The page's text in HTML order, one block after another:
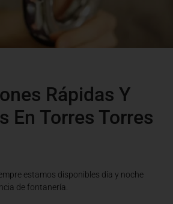
Rápidas Y
En Torres Torres
estamos disponibles día y noche
de fontanería.